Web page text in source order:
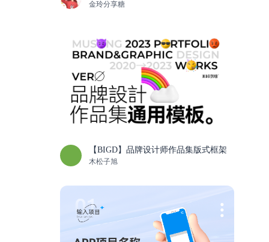
金玲分享糖
【BIGD】品牌设计师作品集版式框架
木松子旭